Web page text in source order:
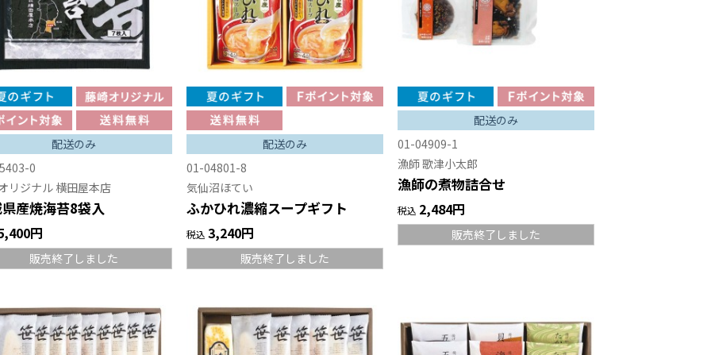
配送のみ
0
リジナル 横田屋本店
産焼海苔8袋入
円
販売終了しました
配送のみ
01-04801-8
気仙沼ほてい
ふかひれ濃縮スープギフト
税込 3,240円
販売終了しました
配送のみ
01-04909-1
漁師 歌津小太郎
漁師の煮物詰合せ
税込 2,484円
販売終了しました